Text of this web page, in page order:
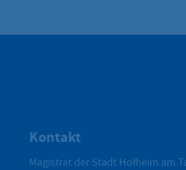
Kontakt
Magistrat der Stadt Hofheim am